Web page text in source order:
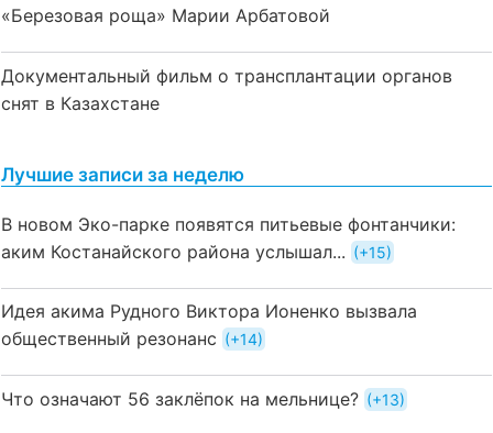
«Березовая роща» Марии Арбатовой
Документальный фильм о трансплантации органов
снят в Казахстане
Лучшие записи за неделю
В новом Эко-парке появятся питьевые фонтанчики:
аким Костанайского района услышал...
+15
Идея акима Рудного Виктора Ионенко вызвала
общественный резонанс
+14
Что означают 56 заклёпок на мельнице? +13